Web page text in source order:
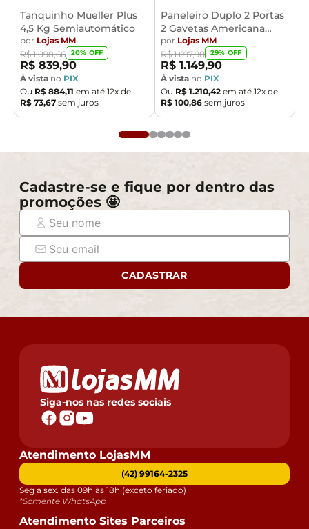
Tanquinho Mueller Plus
4,5 Kg Semiautomático
por Lojas MM
R$ 1.098,66 20% OFF
R$ 839,90
À vista no PIX
Ou R$ 884,11 em até 12x de
R$ 73,67 sem juros
Paneleiro Duplo 2 Portas
2 Gavetas Americana
Henn
por Lojas MM
R$ 1.697,90 29% OFF
R$ 1.149,90
À vista no PIX
Ou R$ 1.210,42 em até 12x de
R$ 100,86 sem juros
Cadastre-se e fique por dentro das
promoções 🤩
CADASTRAR
Siga-nos nas redes sociais
Atendimento LojasMM
(42) 99164-2325
Seg a sex. das 09h às 18h (exceto feriado)
*Somente WhatsApp
Atendimento Sites Parceiros